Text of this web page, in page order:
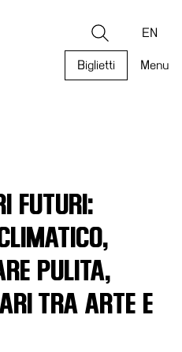
Ricerca EN
Biglietti Menu
FUTURI:
PULITA,
TRA ARTE E